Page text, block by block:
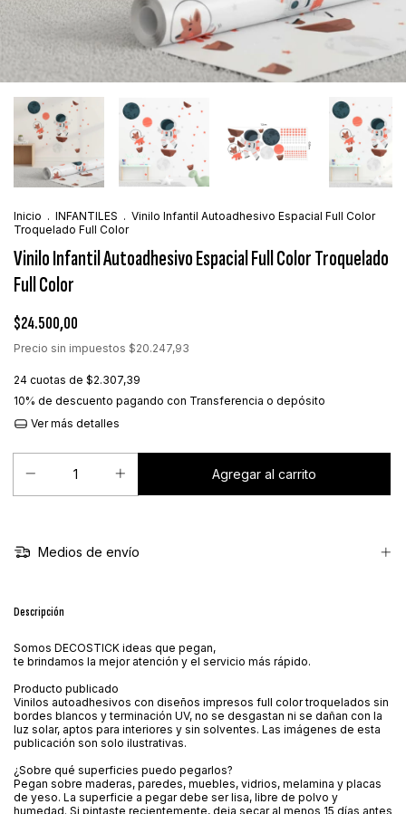
Inicio . INFANTILES . Vinilo Infantil Autoadhesivo Espacial Full Color
Troquelado Full Color
Vinilo Infantil Autoadhesivo Espacial Full Color Troquelado
Full Color
$24.500,00
Precio sin impuestos $20.247,93
24 cuotas de $2.307,39
10% de descuento pagando con Transferencia o depósito
Ver más detalles
Medios de envío
Descripción
Somos DECOSTICK ideas que pegan,
te brindamos la mejor atención y el servicio más rápido.
Producto publicado
Vinilos autoadhesivos con diseños impresos full color troquelados sin
bordes blancos y terminación UV, no se desgastan ni se dañan con la
luz solar, aptos para interiores y sin solventes. Las imágenes de esta
publicación son solo ilustrativas.
¿Sobre qué superficies puedo pegarlos?
Pegan sobre maderas, paredes, muebles, vidrios, melamina y placas
de yeso. La superficie a pegar debe ser lisa, libre de polvo y
humedad. Si pintaste recientemente, deja secar al menos 15 días antes